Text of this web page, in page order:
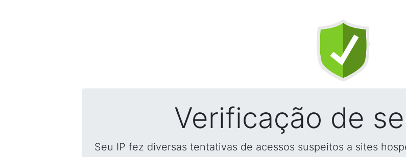
Verificação de
Seu IP fez diversas tentativas de acessos suspeitos a sites